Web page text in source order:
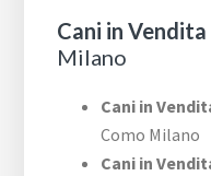
Cani in Vendita
Milano
Cani in
Como Milano
Cani in